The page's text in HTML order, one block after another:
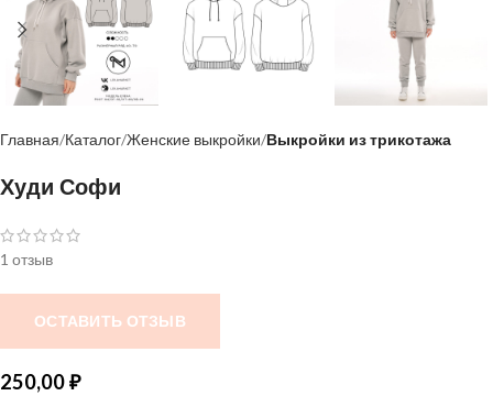
Главная Каталог Женские выкройки Выкройки из трикотажа
Худи Софи
1 отзыв
ОСТАВИТЬ ОТЗЫВ
250,00₽